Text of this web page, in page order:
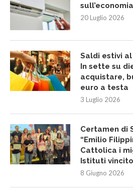
20 Luglio 2026
Saldi estivi
In sette su
acquistare,
euro a testa
3 Luglio 2026
Certamen di
“Emilio
Cattolica i
Istituti
8 Giugno 2026